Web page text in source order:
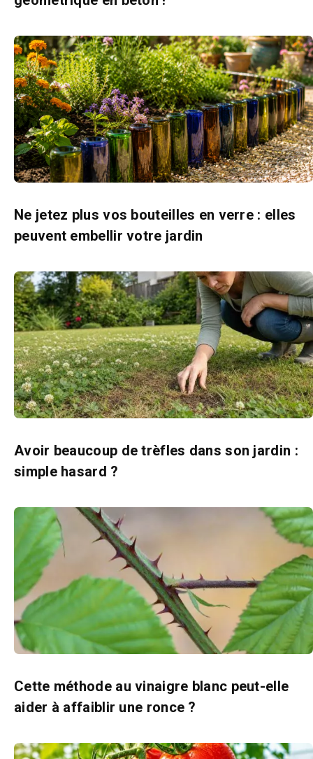
Ne jetez plus vos bouteilles en verre : elles
peuvent embellir votre jardin
Avoir beaucoup de trèfles dans son jardin :
simple hasard ?
Cette méthode au vinaigre blanc peut-elle
aider à affaiblir une ronce ?